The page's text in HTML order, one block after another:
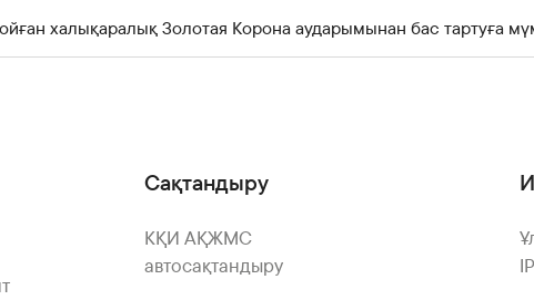
халықаралық Золотая Корона аударымынан бас тартуға
Сақтандыру
КҚИ АҚЖМС
автосақтандыру